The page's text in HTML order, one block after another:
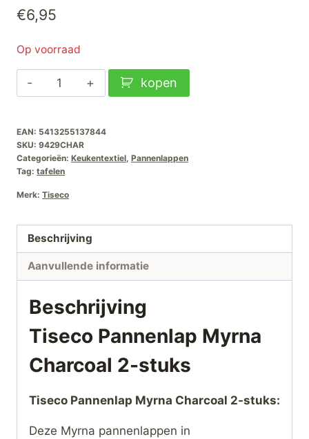
€6,95
Op voorraad
Tiseco
Pannenlap
Charcoal
2-
stuks
aantal
kopen
EAN: 5413255137844
SKU: 9429CHAR
Categorieën: Keukentextiel, Pannenlappen
Tag: tafelen
Merk: Tiseco
Beschrijving
Aanvullende informatie
Beschrijving
Tiseco Pannenlap Myrna
Charcoal 2-stuks
Tiseco Pannenlap Myrna Charcoal 2-stuks:
Deze Myrna pannenlappen in